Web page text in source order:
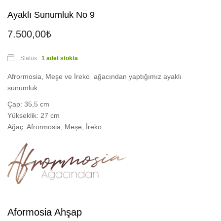
Ayaklı Sunumluk No 9
7.500,00₺
Status: 1 adet stokta
Afrormosia, Meşe ve İreko ağacından yaptığımız ayaklı
sunumluk.
Çap: 35,5 cm
Yükseklik: 27 cm
Ağaç: Afrormosia, Meşe, İreko
Aformosia Ahşap